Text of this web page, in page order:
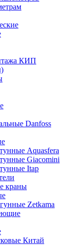
КИП
Danfoss
Aquasfera
Giacomini
Itap
краны
Zetkama
Китай